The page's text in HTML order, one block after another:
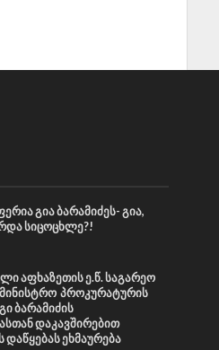
გია ბარამიძეს- გია,
სიცოცხლე?!
აფხაზეთის ე.წ. საგარეო
პროკურატურის
ბარამიძის
დაკავშირებით
დაწყებას ეხმაურება